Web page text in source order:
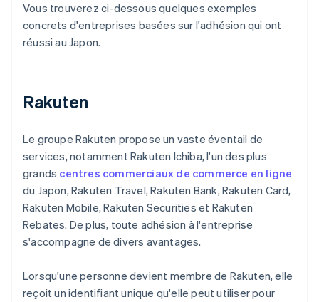
Vous trouverez ci-dessous quelques exemples
concrets d'entreprises basées sur l'adhésion qui ont
réussi au Japon.
Rakuten
Le groupe Rakuten propose un vaste éventail de
services, notamment Rakuten Ichiba, l'un des plus
grands centres commerciaux de commerce en ligne
du Japon, Rakuten Travel, Rakuten Bank, Rakuten Card,
Rakuten Mobile, Rakuten Securities et Rakuten
Rebates. De plus, toute adhésion à l'entreprise
s'accompagne de divers avantages.
Lorsqu'une personne devient membre de Rakuten, elle
reçoit un identifiant unique qu'elle peut utiliser pour